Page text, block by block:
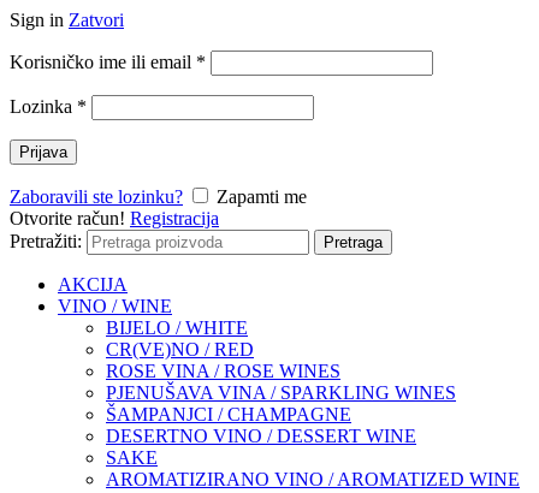
Sign in Zatvori
Korisničko ime ili email *
Lozinka *
Prijava
Zaboravili ste lozinku?
Zapamti me
Otvorite račun! Registracija
Pretražiti:
Pretraga
AKCIJA
VINO / WINE
BIJELO / WHITE
CR(VE)NO / RED
ROSE VINA / ROSE WINES
PJENUŠAVA VINA / SPARKLING WINES
ŠAMPANJCI / CHAMPAGNE
DESERTNO VINO / DESSERT WINE
SAKE
AROMATIZIRANO VINO / AROMATIZED WINE